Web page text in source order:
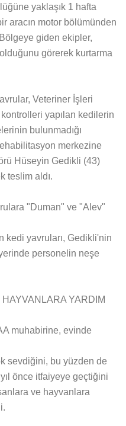
yaklaşık 1 hafta
aracın motor bölümünden
giden ekipler,
görerek kurtarma
Veteriner İşleri
yapılan kedilerin
bulunmadığı
merkezine
Hüseyin Gedikli (43)
teslim aldı.
"Duman" ve "Alev"
kedi yavruları, Gedikli'nin
personelin neşe
YARDIM
muhabirine, evinde
sevdiğini, bu yüzden de
önce itfaiyeye geçtiğini
ve hayvanlara